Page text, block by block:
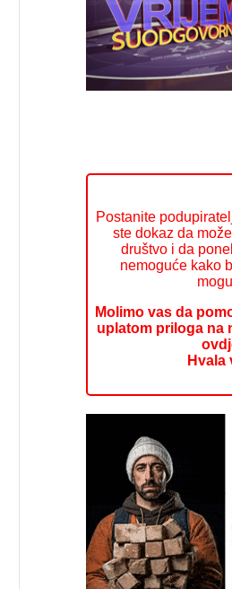
Postanite
ste dokaz da
društvo i da
nemoguće kako
Molimo vas da
uplatom priloga na
Hvala